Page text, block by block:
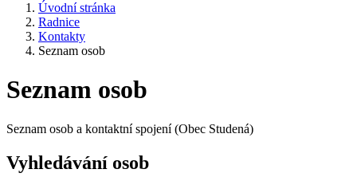
Úvodní stránka
Radnice
Kontakty
Seznam osob
Seznam osob
Seznam osob a kontaktní spojení (Obec Studená)
Vyhledávání osob